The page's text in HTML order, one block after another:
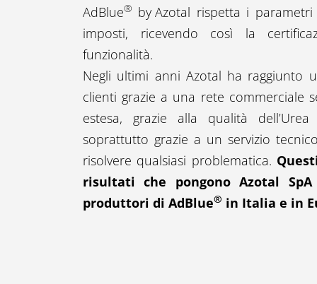
AdBlue® by Azotal rispetta i
imposti, ricevendo così la
funzionalità.
Negli ultimi anni Azotal ha raggiunto
clienti grazie a una rete commerciale
estesa, grazie alla qualità
soprattutto grazie a un servizio
risolvere qualsiasi problematica.
risultati che pongono Azotal
produttori di AdBlue® in Italia e in